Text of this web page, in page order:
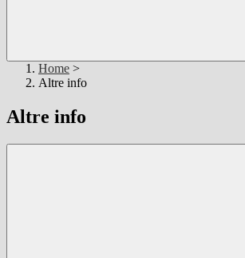
Home >
Altre info
Altre info